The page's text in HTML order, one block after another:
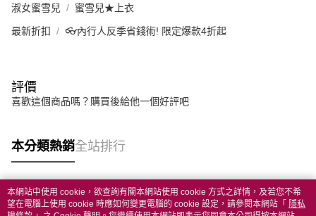
淑女蜜雪兒 蜜雪兒★上衣
最新折扣 👓內行人反季省錢術! 限定爆款4折起
評價
喜歡這個商品嗎？購買後給他一個好評吧
本分類熱銷全站排行
熱門標籤
本網站中使用 cookie，欲查詢有關本網站使用 cookie 方式之詳情，及若您不希
望在電腦上使用 cookie 時應如何變更電腦的 cookie 設定，請參閱本網站「 隱私